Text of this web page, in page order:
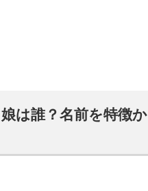
は誰？名前を特徴か